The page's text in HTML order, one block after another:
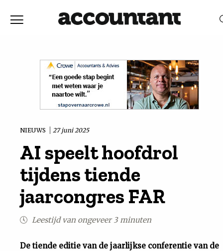
Vaktechniek
Achtergrond
Uit
NIEUWS 27 juni 2025
AI speelt hoofdrol
tijdens tiende
jaarcongres FAR
Leestijd van ongeveer 3 minuten
De tiende editie van de jaarlijkse conferentie van de
RELEVANTIEDATUM